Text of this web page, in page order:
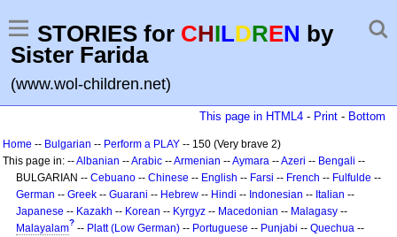
STORIES for CHILDREN by
Sister Farida
(www.wol-children.net)
This page in HTML4 - Print - Bottom
Home -- Bulgarian -- Perform a PLAY -- 150 (Very brave 2)
This page in: --Albanian --Arabic --Armenian --Aymara --Azeri -- Bengali --
BULGARIAN -- Cebuano -- Chinese -- English -- Farsi -- French -- Fulfulde --
German -- Greek -- Guarani -- Hebrew -- Hindi -- Indonesian -- Italian --
Japanese -- Kazakh -- Korean -- Kyrgyz -- Macedonian -- Malagasy --
Malayalam? -- Platt (Low German) -- Portuguese -- Punjabi -- Quechua --